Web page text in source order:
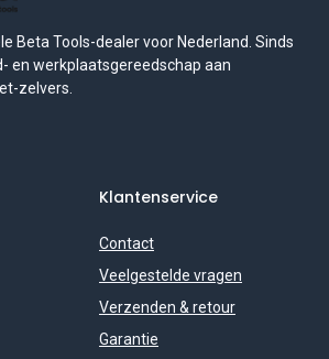
Beta Tools-dealer voor Nederland. Sinds
en werkplaatsgereedschap aan
zelvers.
Klantenservice
Contact
Veelgestelde vragen
Verzenden & retour
Garantie